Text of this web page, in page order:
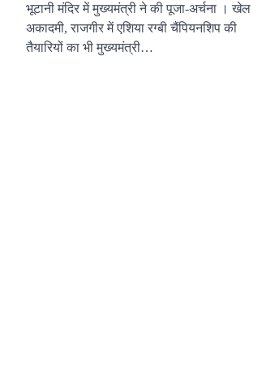
भूटानी मंदिर में मुख्यमंत्री ने की पूजा-अर्चना । खेल
अकादमी, राजगीर में एशिया रग्बी चैंपियनशिप की
तैयारियों का भी मुख्यमंत्री…